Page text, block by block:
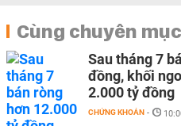
Cùng chuyên mục
Sau tháng 7
đồng, khối
2.000 tỷ đồng
CHỨNG KHOÁN -